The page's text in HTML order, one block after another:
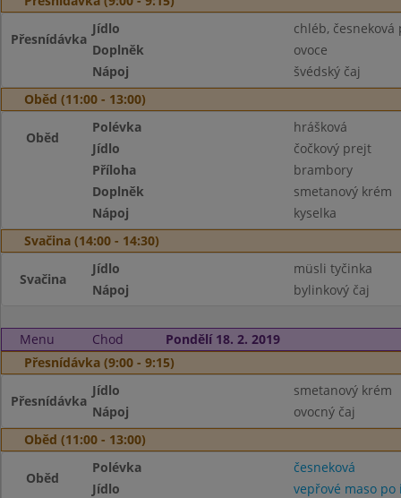
Přesnídávka
Jídlo
chléb, česneková
Doplněk
ovoce
Nápoj
švédský čaj
Oběd (11:00 - 13:00)
Oběd
Polévka
hrášková
Jídlo
čočkový prejt
Příloha
brambory
Doplněk
smetanový krém
Nápoj
kyselka
Svačina (14:00 - 14:30)
Svačina
Jídlo
müsli tyčinka
Nápoj
bylinkový čaj
Menu Chod
Pondělí 18. 2. 2019
Přesnídávka (9:00 - 9:15)
Přesnídávka
Jídlo
smetanový krém
Nápoj
ovocný čaj
Oběd (11:00 - 13:00)
Oběd
Polévka
česneková
Jídlo
vepřové maso po